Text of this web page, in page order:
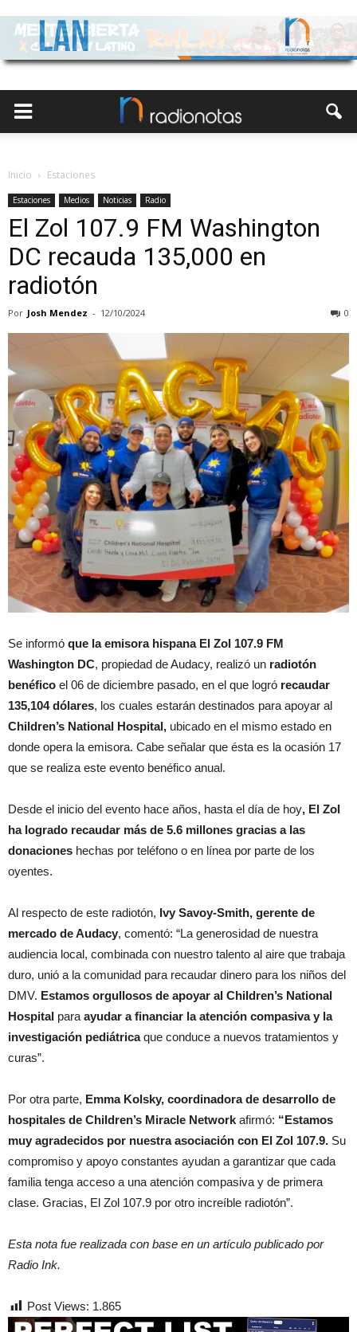
Inicio Estaciones
Estaciones Medios Noticias Radio
El Zol 107.9 FM Washington
DC recauda 135,000 en
radiotón
Por Josh Mendez - 12/10/2024 0
Se informó que la emisora hispana El Zol 107.9 FM
Washington DC, propiedad de Audacy, realizó un radiotón
benéfico el 06 de diciembre pasado, en el que logró recaudar
135,104 dólares, los cuales estarán destinados para apoyar al
Children’s National Hospital, ubicado en el mismo estado en
donde opera la emisora. Cabe señalar que ésta es la ocasión 17
que se realiza este evento benéfico anual.
Desde el inicio del evento hace años, hasta el día de hoy, El Zol
ha logrado recaudar más de 5.6 millones gracias a las
donaciones hechas por teléfono o en línea por parte de los
oyentes.
Al respecto de este radiotón, Ivy Savoy-Smith, gerente de
mercado de Audacy, comentó: “La generosidad de nuestra
audiencia local, combinada con nuestro talento al aire que trabaja
duro, unió a la comunidad para recaudar dinero para los niños del
DMV. Estamos orgullosos de apoyar al Children’s National
Hospital para ayudar a financiar la atención compasiva y la
investigación pediátricaque conduce a nuevos tratamientos y
curas”.
Por otra parte, Emma Kolsky, coordinadora de desarrollo de
hospitales de Children’s Miracle Network afirmó: “Estamos
muy agradecidos por nuestra asociación con El Zol 107.9. Su
compromiso y apoyo constantes ayudan a garantizar que cada
familia tenga acceso a una atención compasiva y de primera
clase. Gracias, El Zol 107.9 por otro increíble radiotón”.
Esta nota fue realizada con base en un artículo publicado por
Radio Ink.
Post Views: 1.865